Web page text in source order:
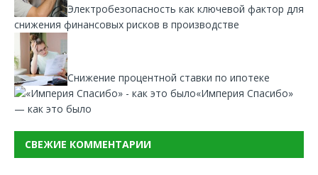
Электробезопасность как ключевой фактор для
снижения финансовых рисков в производстве
Снижение процентной ставки по ипотеке
«Империя Спасибо»
— как это было
СВЕЖИЕ КОММЕНТАРИИ